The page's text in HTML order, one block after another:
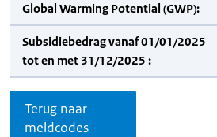
Global Warming Potential (GWP):
Subsidiebedrag vanaf 01/01/2025
tot en met 31/12/2025 :
Terug naar
meldcodes